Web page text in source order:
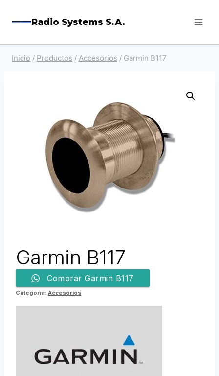
Radio Systems S.A.
Inicio / Productos / Accesorios / Garmin B117
Garmin B117
Comprar Garmin B117
Categoría: Accesorios